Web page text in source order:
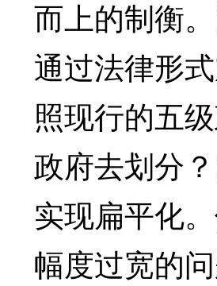
而上的制衡
通过法律形
照现行的五
政府去划分
实现扁平化
幅度过宽的